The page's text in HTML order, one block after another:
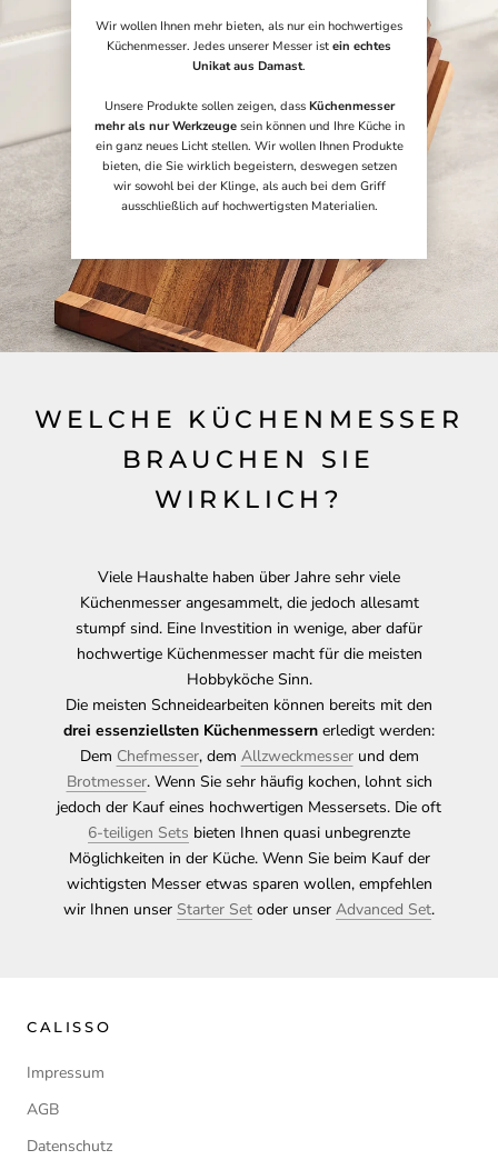
Wir wollen Ihnen mehr bieten, als nur ein hochwertiges
Küchenmesser. Jedes unserer Messer ist ein echtes
Unikat aus Damast.
Unsere Produkte sollen zeigen, dass Küchenmesser
mehr als nur Werkzeugesein können und Ihre Küche in
ein ganz neues Licht stellen. Wir wollen Ihnen Produkte
bieten, die Sie wirklich begeistern, deswegen setzen
wir sowohl bei der Klinge, als auch bei dem Griff
ausschließlich auf hochwertigsten Materialien.
WELCHE KÜCHENMESSER
BRAUCHEN SIE
WIRKLICH?
Viele Haushalte haben über Jahre sehr viele
Küchenmesser angesammelt, die jedoch allesamt
stumpf sind. Eine Investition in wenige, aber dafür
hochwertige Küchenmesser macht für die meisten
Hobbyköche Sinn.
Die meisten Schneidearbeiten können bereits mit den
drei essenziellsten Küchenmessern erledigt werden:
Dem Chefmesser, dem Allzweckmesserund dem
Brotmesser. Wenn Sie sehr häufig kochen, lohnt sich
jedoch der Kauf eines hochwertigen Messersets. Die oft
6-teiligen Sets bieten Ihnen quasi unbegrenzte
Möglichkeiten in der Küche. Wenn Sie beim Kauf der
wichtigsten Messer etwas sparen wollen, empfehlen
wir Ihnen unser Starter Set oder unser Advanced Set.
CALISSO
Impressum
AGB
Datenschutz